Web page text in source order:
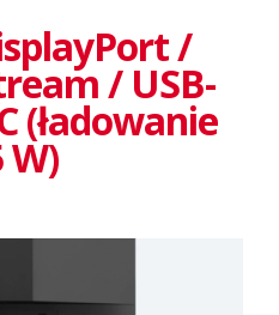
/
/ USB-
(ładowanie
W)